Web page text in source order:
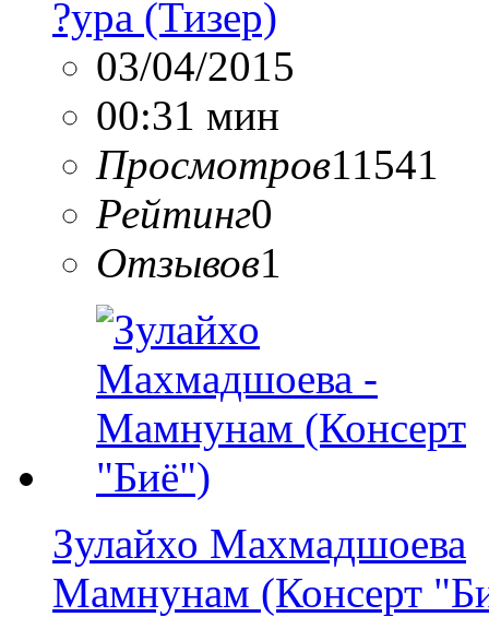
?ура (Тизер)
03/04/2015
00:31 мин
Просмотров11541
Рейтинг0
Отзывов1
Зулайхо Махмадшоева
Мамнунам (Консерт